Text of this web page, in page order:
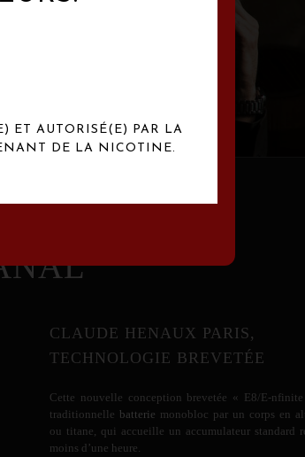
CLAUDE HENAUX PARIS,
TECHNOLOGIE BREVETÉE
Cette nouvelle conception brevetée « E8/E-
traditionnelle batterie monobloc par un corps en
ou titane, qui accueille un accumulateur standard
moins d’une heure.
ET AUTORISÉ(E) PAR LA
DE LA NICOTINE.